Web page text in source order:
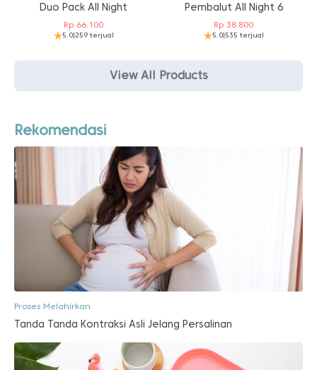
Duo Pack All Night
Rp 66.100
5.0|259 terjual
Pembalut All Night 6
Rp 38.800
5.0|535 terjual
View All Products
Rekomendasi
Proses Melahirkan
Tanda Tanda Kontraksi Asli Jelang Persalinan